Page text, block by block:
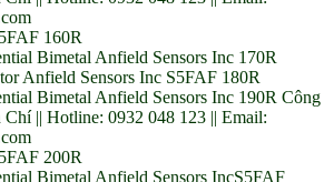
160R
Bimetal Anfield Sensors Inc 170R
Anfield Sensors Inc S5FAF 180R
Bimetal Anfield Sensors Inc 190R Công
|| Hotline: 0932 048 123 || Email:
200R
Bimetal Anfield Sensors IncS5FAF